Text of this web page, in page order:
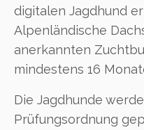
digitalen Jagdhund
Alpenländische
anerkannten
mindestens 16
Die Jagdhunde
Prüfungsordnung